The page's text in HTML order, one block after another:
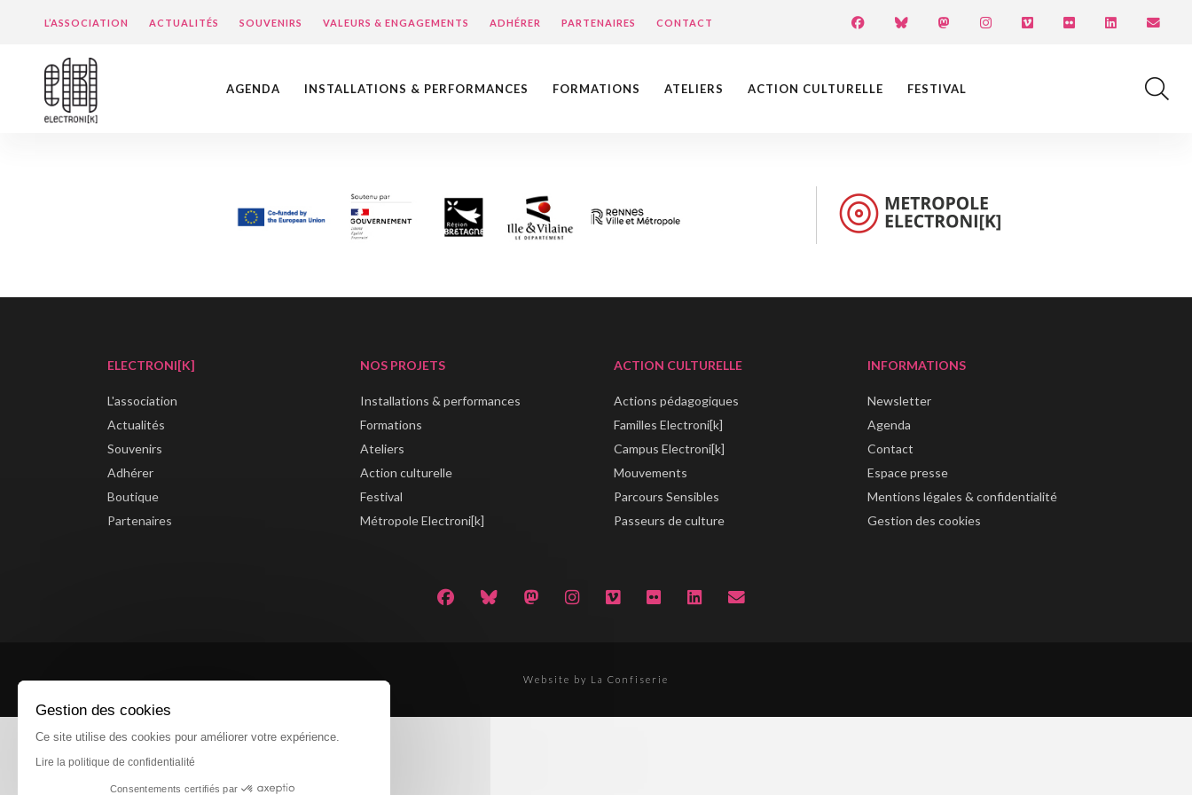
L’ASSOCIATION ACTUALITÉS SOUVENIRS VALEURS & ENGAGEMENTS ADHÉRER PARTENAIRES CONTACT
AGENDA INSTALLATIONS & PERFORMANCES FORMATIONS ATELIERS ACTION CULTURELLE FESTIVAL
ELECTRONI[K]
L'association
Actualités
Souvenirs
Adhérer
Boutique
Partenaires
NOS PROJETS
Installations & performances
Formations
Ateliers
Action culturelle
Festival
Métropole Electroni[k]
ACTION CULTURELLE
Actions pédagogiques
Familles Electroni[k]
Campus Electroni[k]
Mouvements
Parcours Sensibles
Passeurs de culture
INFORMATIONS
Newsletter
Agenda
Contact
Espace presse
Mentions légales & confidentialité
Gestion des cookies
Website by La Confiserie
Gestion des cookies
Ce site utilise des cookies pour améliorer votre expérience.
Lire la politique de confidentialité
Consentements certifiés par